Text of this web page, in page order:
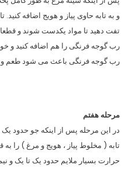
و به تابه حاوی پیاز و هویج اضافه
تفت دهید تا مواد یکدست شوند و
رب گوجه فرنگی را هم اضافه کنید و
رب گوجه فرنگی باعث می شود طعم
مرحله هفتم
در این مرحله پس از اینکه جو حدود
تابه ( مخلوط پیاز ، هویج و مرغ ) را به
حرارت بسیار ملایم حدود یک تا یک و